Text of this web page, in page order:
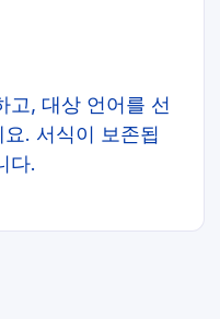
고, 대상 언어를 선
. 서식이 보존됩
다.